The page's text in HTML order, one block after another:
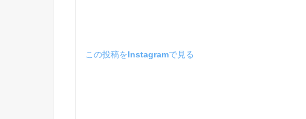
この投稿をInstagramで見る